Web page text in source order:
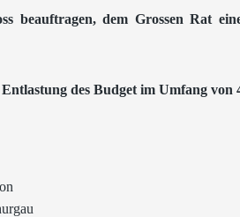
beauftragen, dem Grossen Rat
des Budget im Umfang